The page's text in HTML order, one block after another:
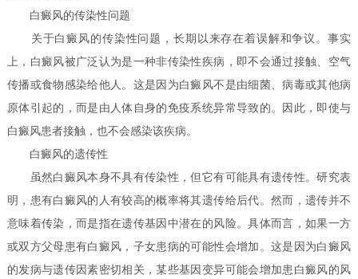
白癜风的传染性问题
关于白癜风的传染性问题，长期以来存在着误解和争议。事实
上，白癜风被广泛认为是一种非传染性疾病，即不会通过接触、空气
传播或食物感染给他人。这是因为白癜风不是由细菌、病毒或其他病
原体引起的，而是由人体自身的免疫系统异常导致的。因此，即使与
白癜风患者接触，也不会感染该疾病。
白癜风的遗传性
虽然白癜风本身不具有传染性，但它有可能具有遗传性。研究表
明，患有白癜风的人有较高的概率将其遗传给后代。然而，遗传并不
意味着传染，而是指在遗传基因中潜在的风险。具体而言，如果一方
或双方父母患有白癜风，子女患病的可能性会增加。这是因为白癜风
的发病与遗传因素密切相关，某些基因变异可能会增加患白癜风的风